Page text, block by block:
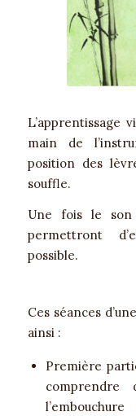
L’apprentissage
main de
position des
souffle.
Une fois le son
permettront
possible.
Ces séances
ainsi :
Première